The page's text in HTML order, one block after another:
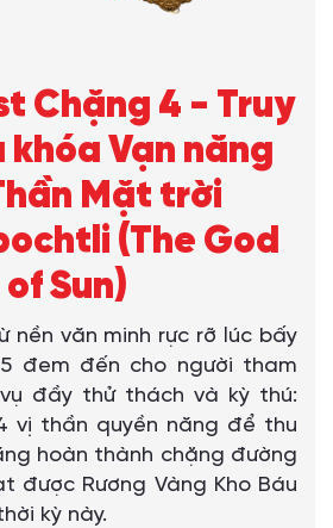
Chặng 4 - Truy
khóa Vạn năng
Mặt trời
(The God
of Sun)
nền văn minh rực rỡ lúc bấy
đem đến cho người tham
đầy thử thách và kỳ thú:
vị thần quyền năng để thu
hoàn thành chặng đường
được Rương Vàng Kho Báu
kỳ này.